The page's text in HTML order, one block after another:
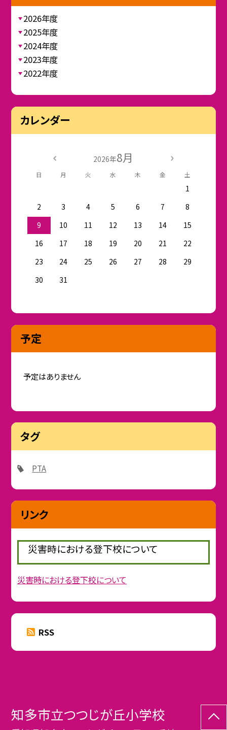
2026年度
2025年度
2024年度
2023年度
2022年度
カレンダー
2026年8月
日 月 火 水 木 金 土
1
2
3 4 5 6 7
8
9
10 11 12 13 14
15
16
17 18 19 20 21
22
23
24 25 26 27 28
29
30
31
予定
予定はありません
タグ
PTA
リンク
災害時における登下校について
災害時における登下校について
RSS
知多市立つつじが丘小学校